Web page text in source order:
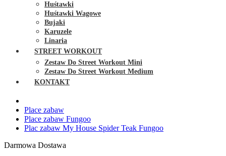
Huśtawki
Huśtawki Wagowe
Bujaki
Karuzele
Linaria
STREET WORKOUT
Zestaw Do Street Workout Mini
Zestaw Do Street Workout Medium
KONTAKT
Place zabaw
Place zabaw Fungoo
Plac zabaw My House Spider Teak Fungoo
Darmowa Dostawa